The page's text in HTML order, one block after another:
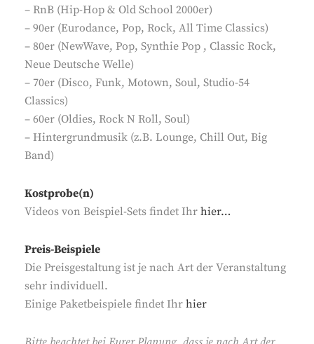
– RnB (Hip-Hop & Old School 2000er)
– 90er (Eurodance, Pop, Rock, All Time Classics)
– 80er (NewWave, Pop, Synthie Pop , Classic Rock,
Neue Deutsche Welle)
– 70er (Disco, Funk, Motown, Soul, Studio-54
Classics)
– 60er (Oldies, Rock N Roll, Soul)
– Hintergrundmusik (z.B. Lounge, Chill Out, Big
Band)
Kostprobe(n)
Videos von Beispiel-Sets findet Ihr hier…
Preis-Beispiele
Die Preisgestaltung ist je nach Art der Veranstaltung
sehr individuell.
Einige Paketbeispiele findet Ihr hier